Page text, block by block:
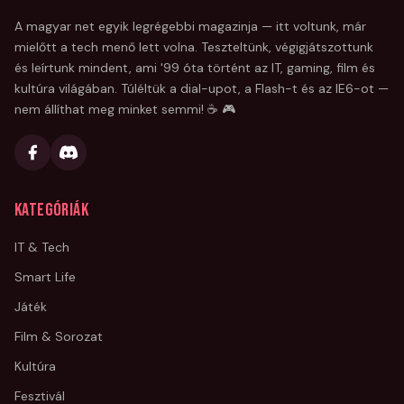
A magyar net egyik legrégebbi magazinja — itt voltunk, már
mielőtt a tech menő lett volna. Teszteltünk, végigjátszottunk
és leírtunk mindent, ami '99 óta történt az IT, gaming, film és
kultúra világában. Túléltük a dial-upot, a Flash-t és az IE6-ot —
nem állíthat meg minket semmi! ☕ 🎮
Kategóriák
IT & Tech
Smart Life
Játék
Film & Sorozat
Kultúra
Fesztivál